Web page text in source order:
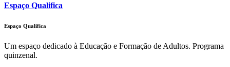
Espaço Qualifica
Espaço Qualifica
Um espaço dedicado à Educação e Formação de Adultos. Programa
quinzenal.